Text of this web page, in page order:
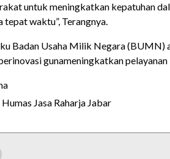
untuk meningkatkan kepatuhan
tepat waktu”, Terangnya.
Badan Usaha Milik Negara (BUMN)
gunameningkatkan
Humas Jasa Raharja Jabar